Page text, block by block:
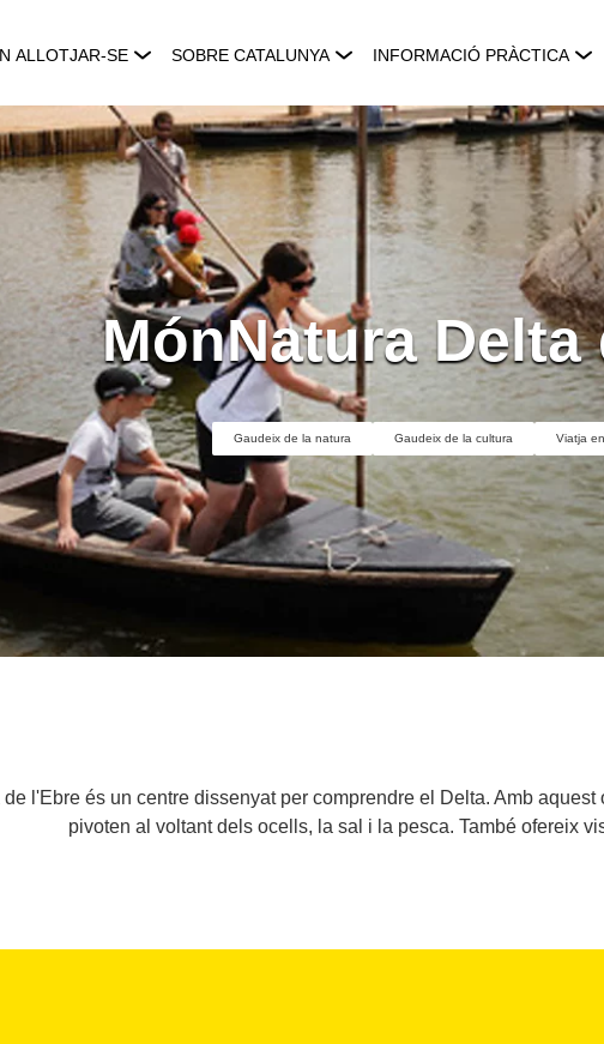
ALLOTJAR-SE SOBRE CATALUNYA INFORMACIÓ PRÀCTICA
MónNatura Delta
Gaudeix de la natura Gaudeix de la cultura Viatja
l'Ebre és un centre dissenyat per comprendre el Delta. Amb
pivoten al voltant dels ocells, la sal i la pesca. També ofereix